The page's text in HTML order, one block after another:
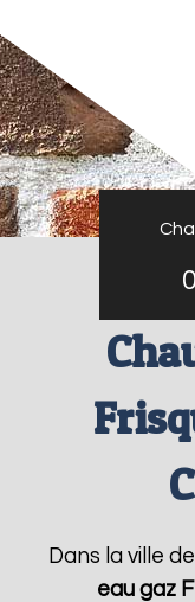
Dans la ville de
eau gaz